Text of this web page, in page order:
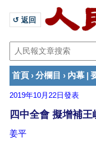
↺ 返回
首頁 › 分欄目 › 內幕
2019年10月22日發表
四中全會 擬增補
姜平